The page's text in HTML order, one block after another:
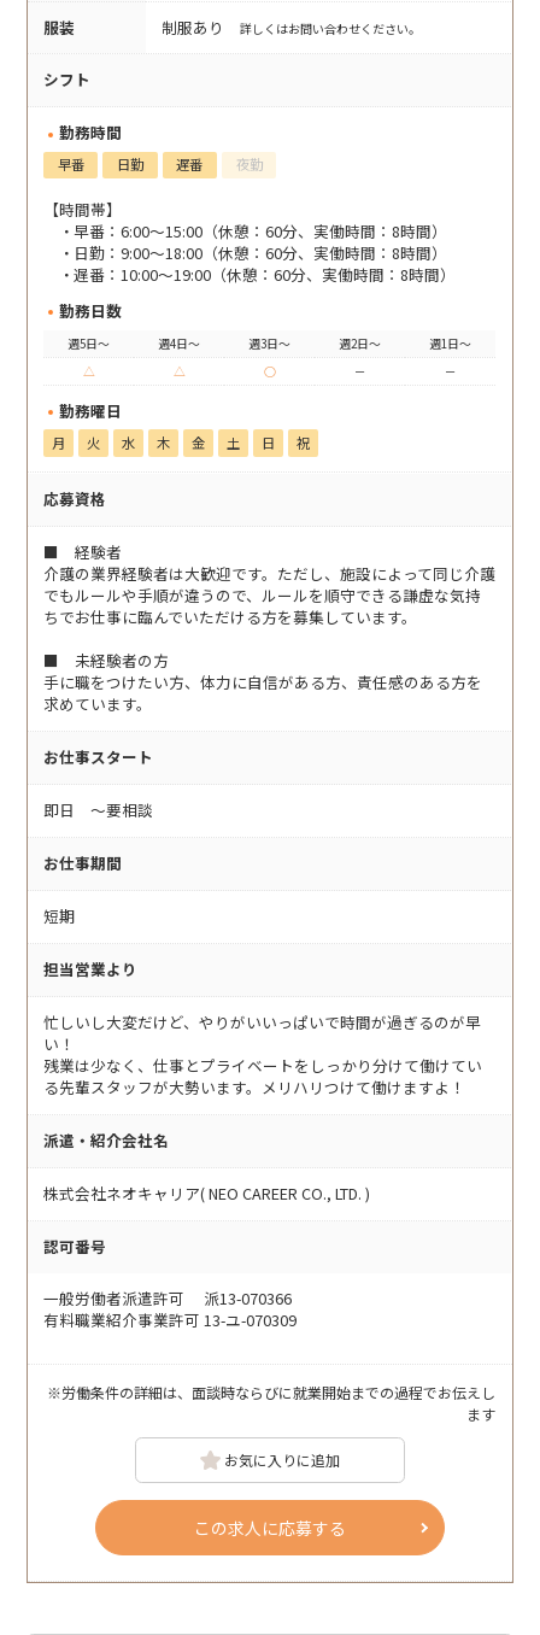
服装 制服あり 詳しくはお問い合わせください。
シフト
勤務時間
早番 日勤 遅番 夜勤
【時間帯】
早番：6:00～15:00（休憩：60分、実働時間：8時間）
日勤：9:00～18:00（休憩：60分、実働時間：8時間）
遅番：10:00～19:00（休憩：60分、実働時間：8時間）
勤務日数
週5日～ 週4日～ 週3日～ 週2日～
週1日～
△
△ ○ － －
勤務曜日
月 火 水 木 金 土 日 祝
応募資格
■ 経験者
介護の業界経験者は大歓迎です。ただし、施設によって同じ介護
でもルールや手順が違うので、ルールを順守できる謙虚な気持
ちでお仕事に臨んでいただける方を募集しています。
■ 未経験者の方
手に職をつけたい方、体力に自信がある方、責任感のある方を
求めています。
お仕事スタート
即日 〜要相談
お仕事期間
短期
担当営業より
忙しいし大変だけど、やりがいいっぱいで時間が過ぎるのが早
い！
残業は少なく、仕事とプライベートをしっかり分けて働けてい
る先輩スタッフが大勢います。メリハリつけて働けますよ！
派遣・紹介会社名
株式会社ネオキャリア( NEO CAREER CO., LTD. )
認可番号
一般労働者派遣許可 派13-070366
有料職業紹介事業許可 13-ユ-070309
※労働条件の詳細は、面談時ならびに就業開始までの過程でお伝えし
ます
お気に入りに追加
この求人に応募する